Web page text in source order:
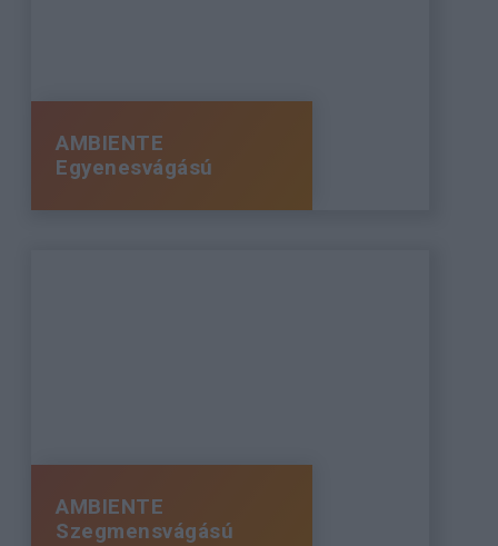
AMBIENTE
Egyenesvágású
AMBIENTE
Szegmensvágású